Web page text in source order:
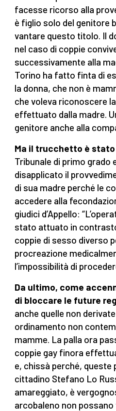
facesse ricorso alla
è figlio solo del genitore
vantare questo titolo. Il
nel caso di coppie
successivamente alla
Torino ha fatto finta di
la donna, che non è
che voleva riconoscere
effettuato dalla madre.
genitore anche alla
Ma il trucchetto è
Tribunale di primo grado
disapplicato il
di sua madre perché le
accedere alla
giudici d’Appello:
stato attuato in
coppie di sesso diverso
procreazione
l’impossibilità di
Da ultimo, come
di bloccare le future
anche quelle non
ordinamento non
mamme. La palla ora
coppie gay finora
e, chissà perché, queste
cittadino Stefano Lo
amareggiato, è
arcobaleno non